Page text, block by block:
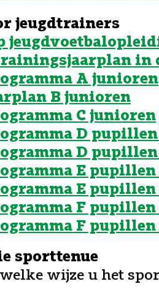
jeugdtrainers
in
A junioren
B junioren
C junioren
D pupillen
D pupillen
E pupillen
E pupillen
F pupillen
F pupillen
sporttenue
wijze u het